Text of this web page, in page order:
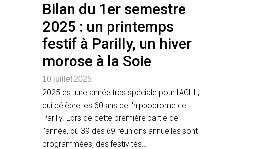
Bilan du 1er semestre
2025 : un printemps
festif à Parilly, un hiver
morose à la Soie
10 juillet 2025
2025 est une année très spéciale pour l'ACHL,
qui célèbre les 60 ans de l'hippodrome de
Parilly. Lors de cette première partie de
l'année, où 39 des 69 réunions annuelles sont
programmées, des festivités...